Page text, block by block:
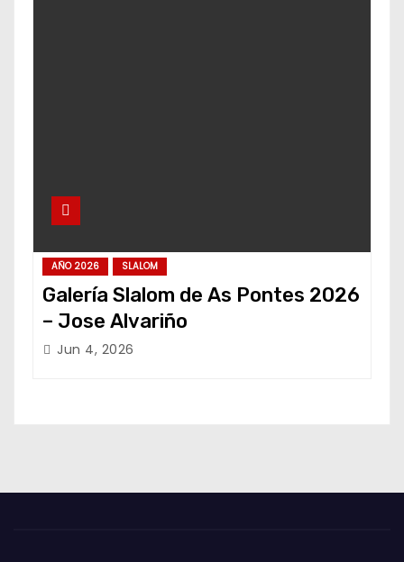
AÑO 2026 SLALOM
Galería Slalom de As Pontes 2026
– Jose Alvariño
Jun 4, 2026